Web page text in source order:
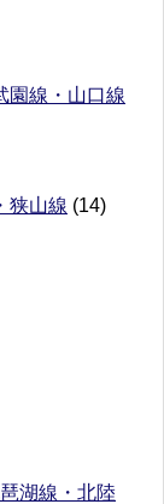
園線・山口線
狭山線 (14)
湖線・北陸